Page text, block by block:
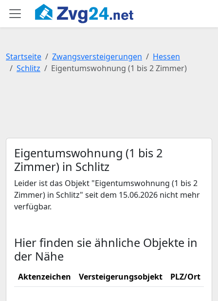
Startseite Zwangsversteigerungen
Hessen
Schlitz
Eigentumswohnung (1 bis 2 Zimmer)
Eigentumswohnung (1 bis 2
Zimmer) in Schlitz
Leider ist das Objekt "Eigentumswohnung (1 bis 2
Zimmer) in Schlitz" seit dem 15.06.2026 nicht mehr
verfügbar.
Hier finden sie ähnliche Objekte in
der Nähe
Aktenzeichen Versteigerungsobjekt PLZ/Ort